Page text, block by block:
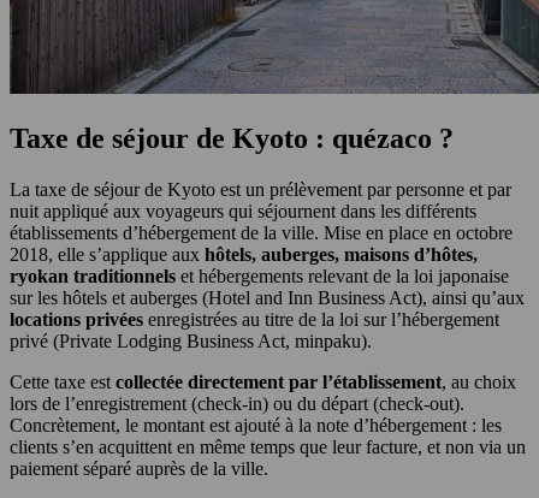
Taxe de séjour de Kyoto : quézaco ?
La taxe de séjour de Kyoto est un prélèvement par personne et par
nuit appliqué aux voyageurs qui séjournent dans les différents
établissements d’hébergement de la ville. Mise en place en octobre
2018, elle s’applique aux hôtels, auberges, maisons d’hôtes,
ryokan traditionnels et hébergements relevant de la loi japonaise
sur les hôtels et auberges (Hotel and Inn Business Act), ainsi qu’aux
locations privées enregistrées au titre de la loi sur l’hébergement
privé (Private Lodging Business Act, minpaku).
Cette taxe est collectée directement par l’établissement, au choix
lors de l’enregistrement (check-in) ou du départ (check-out).
Concrètement, le montant est ajouté à la note d’hébergement : les
clients s’en acquittent en même temps que leur facture, et non via un
paiement séparé auprès de la ville.